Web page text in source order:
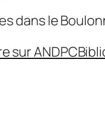
dans le
sur ANDPC